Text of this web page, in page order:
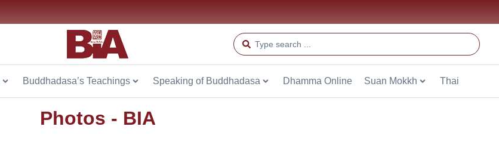
Buddhadasa’s Teachings Speaking of Buddhadasa Dhamma Online Suan Mokkh Thai
Photos - BIA